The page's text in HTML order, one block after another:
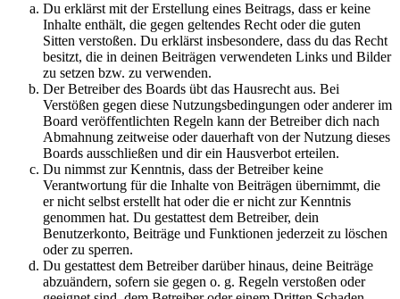
Du erklärst mit der Erstellung eines Beitrags, dass er keine
Inhalte enthält, die gegen geltendes Recht oder die guten
Sitten verstoßen. Du erklärst insbesondere, dass du das Recht
besitzt, die in deinen Beiträgen verwendeten Links und Bilder
zu setzen bzw. zu verwenden.
Der Betreiber des Boards übt das Hausrecht aus. Bei
Verstößen gegen diese Nutzungsbedingungen oder anderer im
Board veröffentlichten Regeln kann der Betreiber dich nach
Abmahnung zeitweise oder dauerhaft von der Nutzung dieses
Boards ausschließen und dir ein Hausverbot erteilen.
Du nimmst zur Kenntnis, dass der Betreiber keine
Verantwortung für die Inhalte von Beiträgen übernimmt, die
er nicht selbst erstellt hat oder die er nicht zur Kenntnis
genommen hat. Du gestattest dem Betreiber, dein
Benutzerkonto, Beiträge und Funktionen jederzeit zu löschen
oder zu sperren.
Du gestattest dem Betreiber darüber hinaus, deine Beiträge
abzuändern, sofern sie gegen o. g. Regeln verstoßen oder